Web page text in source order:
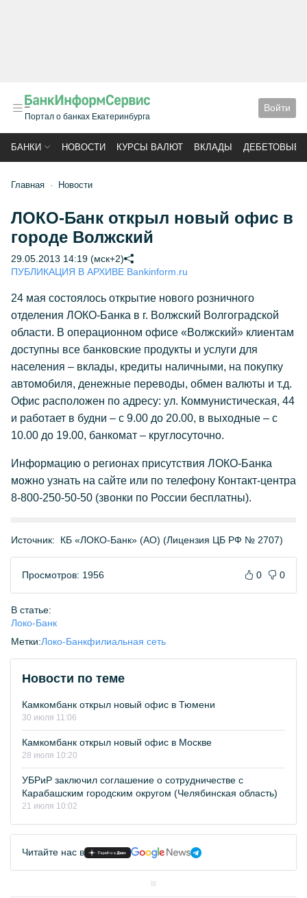
Портал о банках Екатеринбурга
Войти
БАНКИ НОВОСТИ КУРСЫ ВАЛЮТ ВКЛАДЫ ДЕБЕТОВЫЕ
Главная Новости
ЛОКО-Банк открыл новый офис в
городе Волжский
29.05.2013 14:19 (мск+2)
ПУБЛИКАЦИЯ В АРХИВЕ Bankinform.ru
24 мая состоялось открытие нового розничного
отделения ЛОКО-Банка в г. Волжский Волгоградской
области. В операционном офисе «Волжский» клиентам
доступны все банковские продукты и услуги для
населения – вклады, кредиты наличными, на покупку
автомобиля, денежные переводы, обмен валюты и т.д.
Офис расположен по адресу: ул. Коммунистическая, 44
и работает в будни – с 9.00 до 20.00, в выходные – с
10.00 до 19.00, банкомат – круглосуточно.
Информацию о регионах присутствия ЛОКО-Банка
можно узнать на сайте или по телефону Контакт-центра
8-800-250-50-50 (звонки по России бесплатны).
Источник: КБ «ЛОКО-Банк» (АО) (Лицензия ЦБ РФ № 2707)
Просмотров: 1956 0 0
В статье:
Локо-Банк
Метки:Локо-Банкфилиальная сеть
Новости по теме
Камкомбанк открыл новый офис в Тюмени
30 июля 11:06
Камкомбанк открыл новый офис в Москве
28 июля 10:20
УБРиР заключил соглашение о сотрудничестве с
Карабашским городским округом (Челябинская область)
21 июля 10:02
Читайте нас в